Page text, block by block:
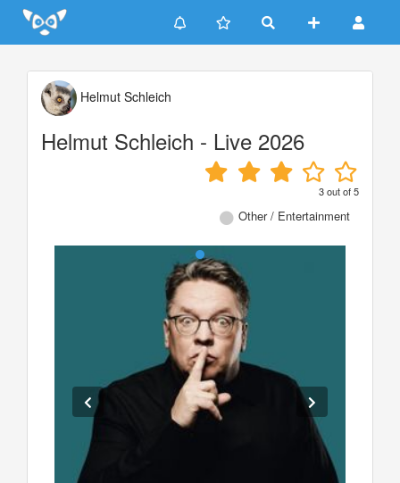
Update cookies preferences
Helmut Schleich
Helmut Schleich - Live 2026
3out of5
Other / Entertainment